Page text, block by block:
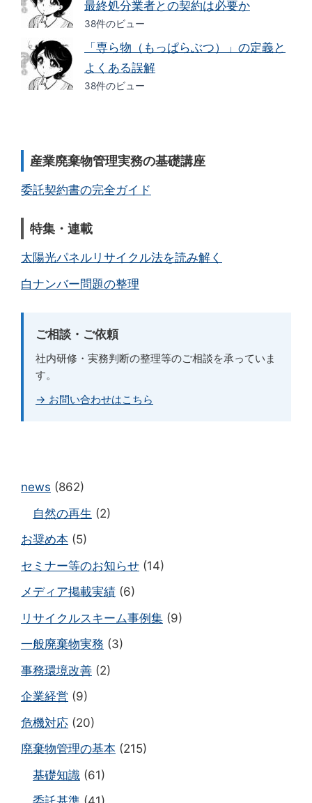
最終処分業者との契約は必要か
38件のビュー
「専ら物（もっぱらぶつ）」の定義と
よくある誤解
38件のビュー
産業廃棄物管理実務の基礎講座
委託契約書の完全ガイド
特集・連載
太陽光パネルリサイクル法を読み解く
白ナンバー問題の整理
ご相談・ご依頼
社内研修・実務判断の整理等のご相談を承っていま
す。
→ お問い合わせはこちら
news (862)
自然の再生 (2)
お奨め本 (5)
セミナー等のお知らせ (14)
メディア掲載実績 (6)
リサイクルスキーム事例集 (9)
一般廃棄物実務 (3)
事務環境改善 (2)
企業経営 (9)
危機対応 (20)
廃棄物管理の基本 (215)
基礎知識 (61)